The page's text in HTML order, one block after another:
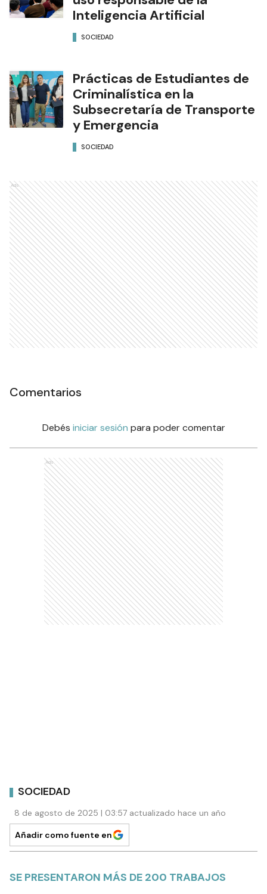
Inteligencia Artificial
SOCIEDAD
Prácticas de Estudiantes de
Criminalística en la
Subsecretaría de Transporte
y Emergencia
SOCIEDAD
Ads
Comentarios
Debés iniciar sesión para poder comentar
Ads
SOCIEDAD
8 de agosto de 2025 | 03:57 actualizado hace un año
Añadir como fuente en
SE PRESENTARON MÁS DE 200 TRABAJOS